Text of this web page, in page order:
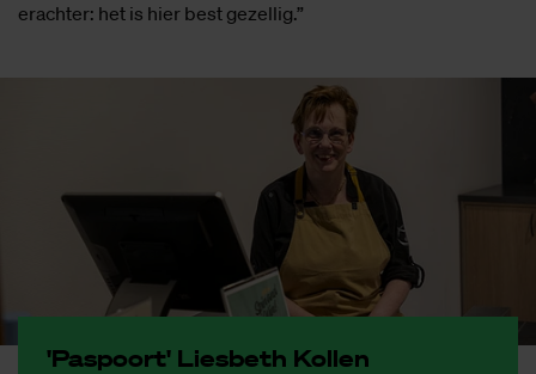
erachter: het is hier best gezellig.”
'Pas­poort' Lies­beth Kol­len